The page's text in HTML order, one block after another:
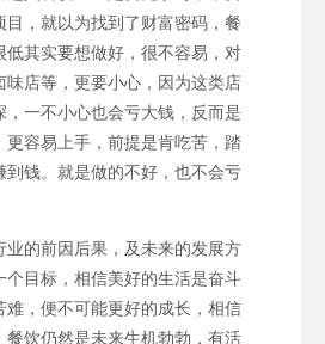
目，就以为找到了财富密码，餐
低其实要想做好，很不容易，对
味店等，更要小心，因为这类店
，一不小心也会亏大钱，反而是
更容易上手，前提是肯吃苦，踏
到钱。就是做的不好，也不会亏
的前因后果，及未来的发展方
个目标，相信美好的生活是奋斗
难，便不可能更好的成长，相信
餐饮仍然是未来生机勃勃，有活